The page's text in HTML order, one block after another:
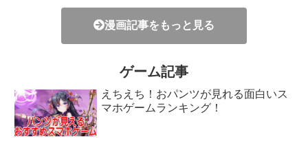
漫画記事をもっと見る
ゲーム記事
えちえち！おパンツが見れる面白いス
マホゲームランキング！